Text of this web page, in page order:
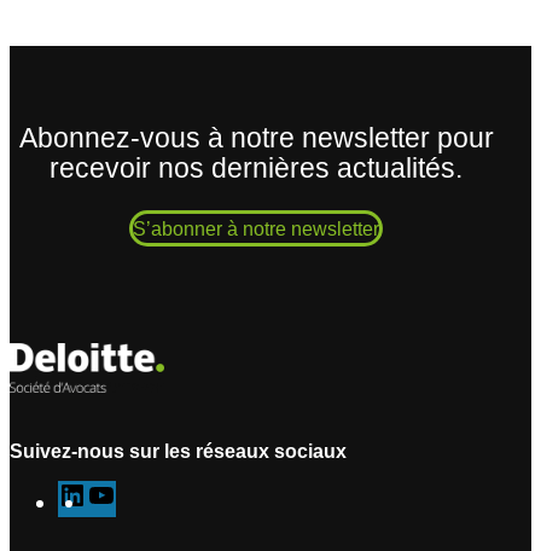
Abonnez-vous à notre newsletter pour
recevoir nos dernières actualités.
S’abonner à notre newsletter
Suivez-nous sur les réseaux sociaux
L
i
o